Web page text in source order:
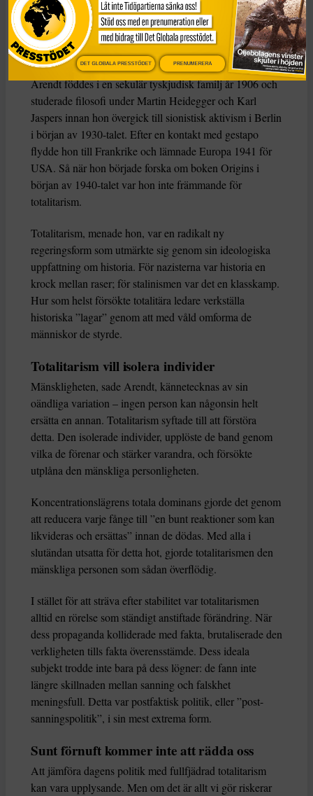
svår och kombinerar historia, statsvetenskap och filosofi
på ett sätt som kan vara mycket förvirrande. Så vad kan
vi, som demokratiska medborgare, vinna på att läsa den?
Arendt föddes i en sekulär tyskjudisk familj år 1906 och
studerade filosofi under Martin Heidegger och Karl
Jaspers innan hon övergick till sionistisk aktivism i Berlin
i början av 1930-talet. Efter en kontakt med gestapo
flydde hon till Frankrike och lämnade Europa 1941 för
USA. Så när hon började forska om boken Origins i
början av 1940-talet var hon inte främmande för
totalitarism.
Totalitarism, menade hon, var en radikalt ny
regeringsform som utmärkte sig genom sin ideologiska
uppfattning om historia. För nazisterna var historia en
krock mellan raser; för stalinismen var det en klasskamp.
Hur som helst försökte totalitära ledare verkställa
historiska ”lagar” genom att med våld omforma de
människor de styrde.
Totalitarism vill isolera individer
Mänskligheten, sade Arendt, kännetecknas av sin
oändliga variation – ingen person kan någonsin helt
ersätta en annan. Totalitarism syftade till att förstöra
detta. Den isolerade individer, upplöste de band genom
vilka de förenar och stärker varandra, och försökte
utplåna den mänskliga personligheten.
Koncentrationslägrens totala dominans gjorde det genom
att reducera varje fånge till ”en bunt reaktioner som kan
likvideras och ersättas” innan de dödas. Med alla i
slutändan utsatta för detta hot, gjorde totalitarismen den
mänskliga personen som sådan överflödig.
I stället för att sträva efter stabilitet var totalitarismen
alltid en rörelse som ständigt anstiftade förändring. När
dess propaganda kolliderade med fakta, brutaliserade den
verkligheten tills fakta överensstämde. Dess ideala
subjekt trodde inte bara på dess lögner: de fann inte
längre skillnaden mellan sanning och falskhet
meningsfull. Detta var postfaktisk politik, eller ”post-
sanningspolitik”, i sin mest extrema form.
Sunt förnuft kommer inte att rädda oss
Att jämföra dagens politik med fullfjädrad totalitarism
kan vara upplysande. Men om det är allt vi gör riskerar
DET GLOBALA PRESSTÖDET PRENUMERERA